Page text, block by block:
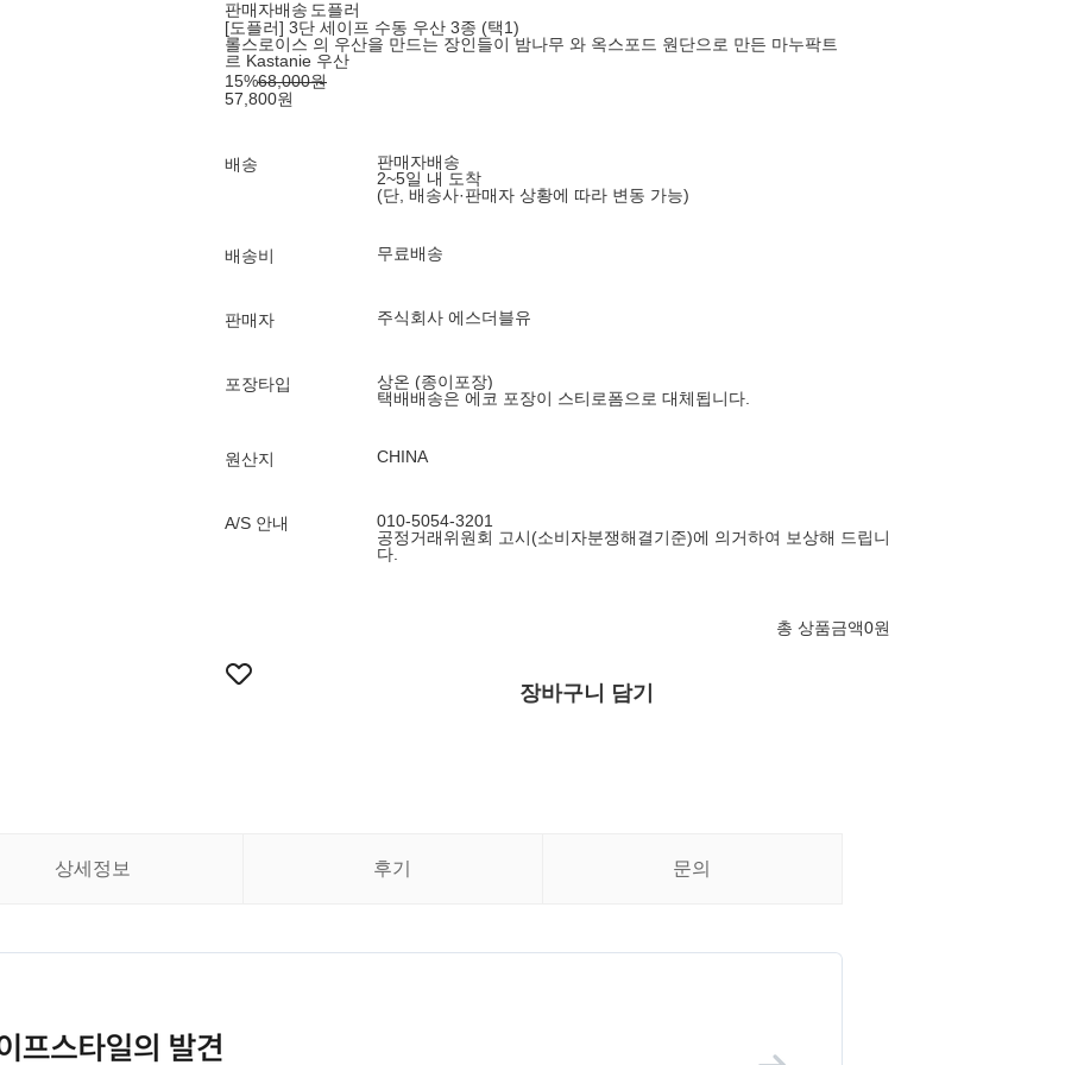
판매자배송 도플러
[도플러] 3단 세이프 수동 우산 3종 (택1)
롤스로이스 의 우산을 만드는 장인들이 밤나무 와 옥스포드 원단으로 만든 마누팍트
르 Kastanie 우산
15%68,000원
57,800원
배송
판매자배송
2~5일 내 도착
(단, 배송사·판매자 상황에 따라 변동 가능)
배송비 무료배송
판매자 주식회사 에스더블유
포장타입
상온 (종이포장)
택배배송은 에코 포장이 스티로폼으로 대체됩니다.
원산지 CHINA
A/S 안내
010-5054-3201
공정거래위원회 고시(소비자분쟁해결기준)에 의거하여 보상해 드립니
다.
총 상품금액0원
장바구니 담기
상세정보 후기 문의